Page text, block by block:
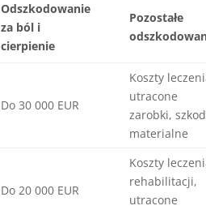
Odszkodowanie
za ból i
cierpienie
Pozostałe
Do 30 000 EUR
Koszty
utracone
zarobki,
materialne
Do 20 000 EUR
Koszty
rehabilitacji,
utracone